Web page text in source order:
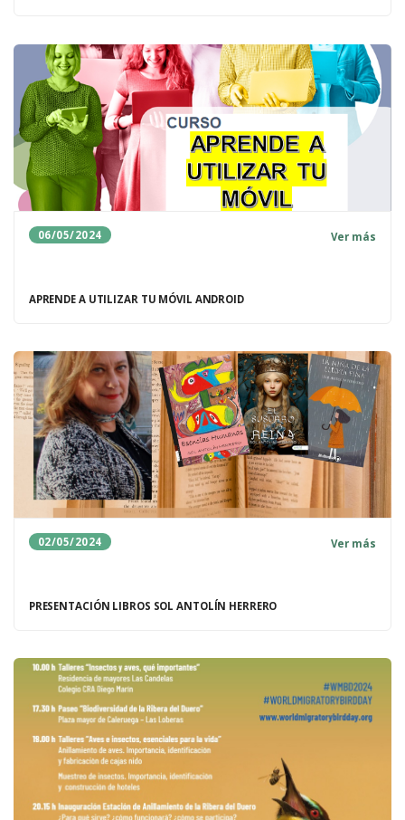
06/05/2024 Ver más
APRENDE A UTILIZAR TU MÓVIL ANDROID
02/05/2024 Ver más
PRESENTACIÓN LIBROS SOL ANTOLÍN HERRERO